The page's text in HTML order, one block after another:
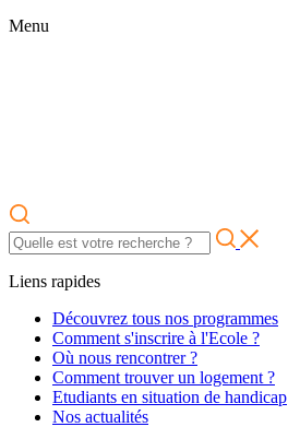
Menu
Liens rapides
Découvrez tous nos programmes
Comment s'inscrire à l'Ecole ?
Où nous rencontrer ?
Comment trouver un logement ?
Etudiants en situation de handicap
Nos actualités